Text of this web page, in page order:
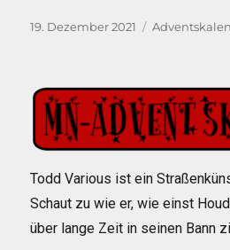
Veröffentlicht
19. Dezember 2021 Kategorien
Todd Various ist ein
Schaut zu wie er, wie einst
über lange Zeit in seinen Bann